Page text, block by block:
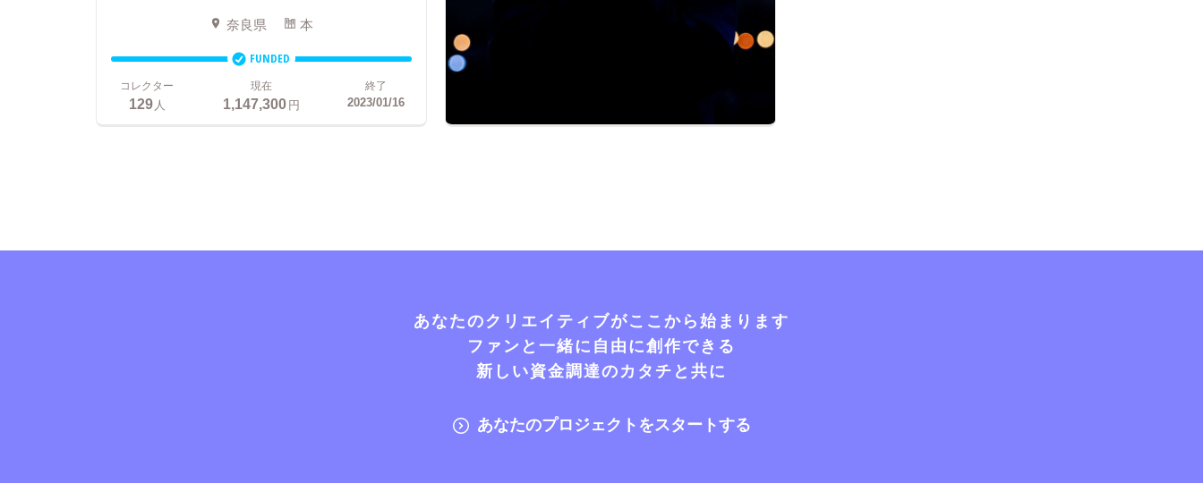
奈良県 本
FUNDED
コレクター
129人
現在
1,147,300円
終了
2023/01/16
あなたのクリエイティブがここから始まります
ファンと一緒に自由に創作できる
新しい資金調達のカタチと共に
あなたのプロジェクトをスタートする